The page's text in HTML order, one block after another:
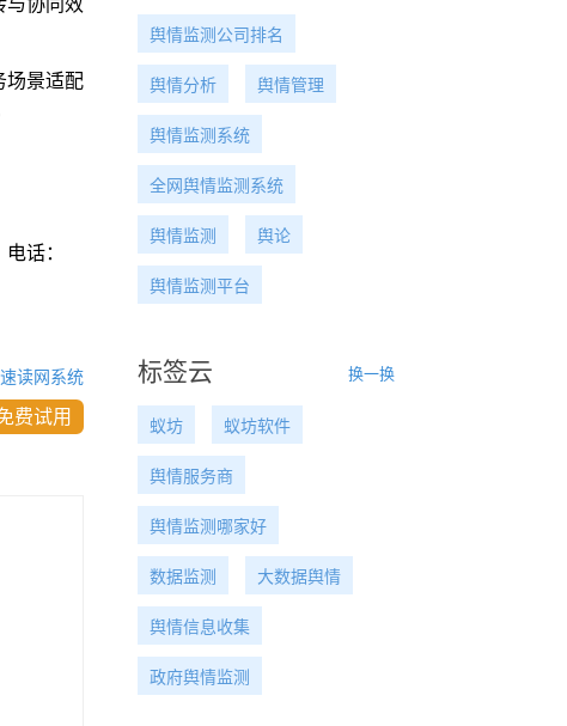
与协同效
场景适配
话：
读网系统
费试用
舆情监测公司排名
舆情分析 舆情管理
舆情监测系统
全网舆情监测系统
舆情监测 舆论
舆情监测平台
标签云 换一换
蚁坊 蚁坊软件
舆情服务商
舆情监测哪家好
数据监测 大数据舆情
舆情信息收集
政府舆情监测